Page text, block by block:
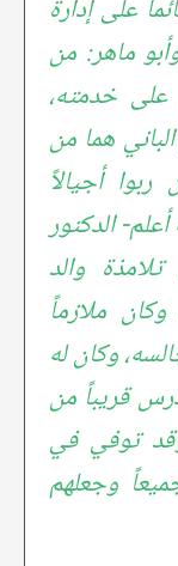
على إدارة
ماهر: من
على خدمته،
هما من
ربوا أجيالاً
الدكتور
والد
ملازماً
وكان له
قريباً من
توفي في
وجعلهم